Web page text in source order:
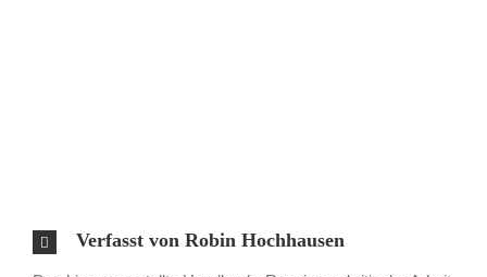
Verfasst von Robin Hochhausen